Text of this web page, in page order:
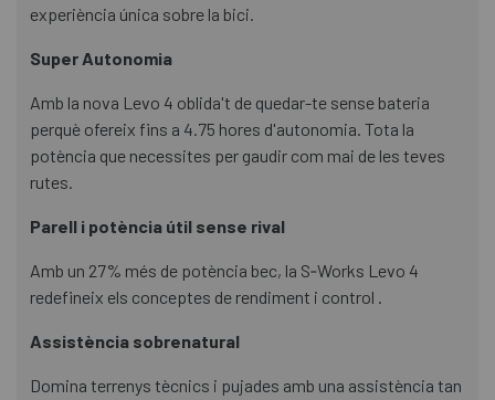
experiència única sobre la bici.
Super Autonomia
Amb la nova Levo 4 oblida't de quedar-te sense bateria
perquè ofereix fins a 4.75 hores d'autonomia. Tota la
potència que necessites per gaudir com mai de les teves
rutes.
Parell i potència útil sense rival
Amb un 27% més de potència bec, la S‑Works Levo 4
redefineix els conceptes de rendiment i control .
Assistència sobrenatural
Domina terrenys tècnics i pujades amb una assistència tan